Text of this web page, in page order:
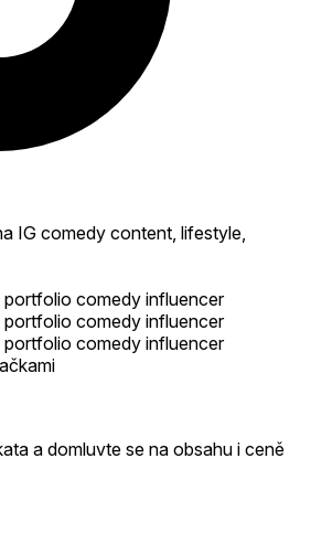
IG comedy content, lifestyle,
a domluvte se na obsahu i ceně